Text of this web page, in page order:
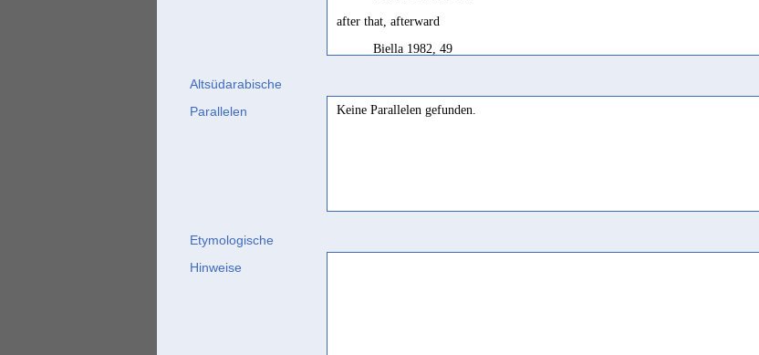
after that, afterward
Biella 1982, 49
Nebes 1995, 41 Bsp. 109
Winckler 1897, 15; Sima 2001a, 285; Stein 2003, 104 Bsp. 161
Altsüdarabische
Parallelen
Keine Parallelen gefunden.
Etymologische
Hinweise